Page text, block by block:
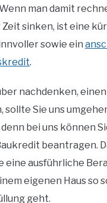
man damit
sinken, ist eine
sowie ein
.
nachdenken,
sollte Sie uns
bei uns können
beantragen.
eine ausführliche
eigenen Haus so
geht.